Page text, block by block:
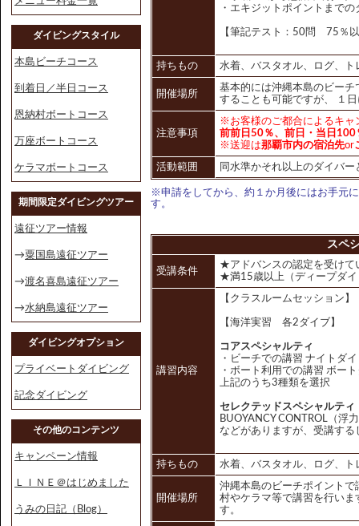
・エキジットポイントまで
【筆記テスト：50問 75％
持ちもの 水着、バスタオル、ログ、ト
開催場所
基本的には沖縄本島のビー
することも可能ですが、 １
注意事項
※お客様のご都合によるキャ
前前日50％、前日・当日100
※送迎は那覇市内の宿泊先or
活動範囲 同水準かそれ以上のダイバ
※申請をしてから、約１か月後にはお手元
す。
スペ
受講条件
★アドバンスの認定を受けて
★満15歳以上（ディープダ
講習内容
【クラスルームセッション
【海洋実習 各2ダイブ】
コアスペシャルティ
・ビーチでの講習 ナイトダ
・ボート利用での講習 ボー
上記のうち3種類を選択
セレクテッドスペシャルティ
BUOYANCY CONTROL（浮
などがありますが、受講す
持ちもの 水着、バスタオル、ログ、ト
開催場所
沖縄本島のビーチポイント
村やケラマ等で講習を行い
す。
ダイビングスタイル
本島ビーチコース
到着日／半日コース
恩納村ボートコース
万座ボートコース
ケラマボートコース
期間限定ダイビングツアー
遠征ツアー情報
→粟国島遠征ツアー
→渡名喜島遠征ツアー
→水納島遠征ツアー
ダイビングオプション
プライベートダイビング
記念ダイビング
その他のコンテンツ
キャンペーン情報
ＬＩＮＥ＠はじめました
うみの日記（Blog）